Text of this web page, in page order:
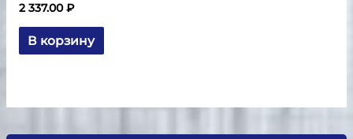
2 337.00₽
В корзину